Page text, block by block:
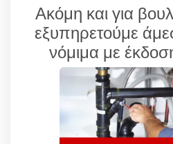
Ακόμη και για
εξυπηρετούμε
νόμιμα με